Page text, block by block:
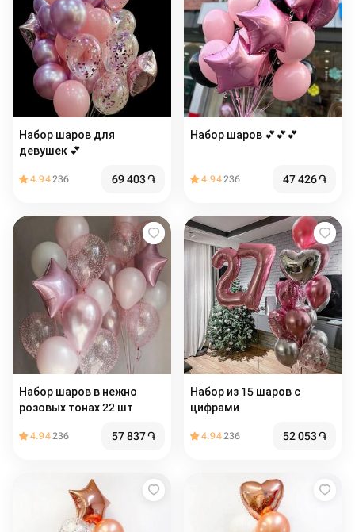
Набор шаров для
девушек 💕
4.94236 69 403֏
Набор шаров 💕💕💕
4.94236 47 426֏
Набор шаров в нежно
розовых тонах 22 шт
4.94236 57 837֏
Набор из 15 шаров с
цифрами
4.94236 52 053֏